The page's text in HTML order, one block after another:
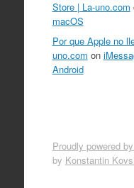
Store | La-uno.com
macOS
Por que Apple no
uno.com on
Android
Proudly powered
by Konstantin